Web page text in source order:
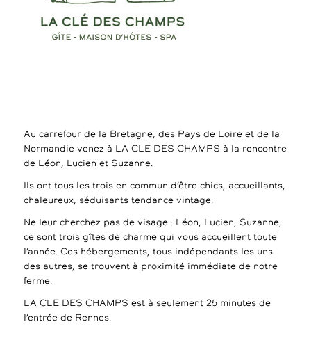
Au carrefour de la Bretagne, des Pays de Loire et de la
Normandie venez à LA CLE DES CHAMPS à la rencontre
de Léon, Lucien et Suzanne.
Ils ont tous les trois en commun d’être chics, accueillants,
chaleureux, séduisants tendance vintage.
Ne leur cherchez pas de visage : Léon, Lucien, Suzanne,
ce sont trois gîtes de charme qui vous accueillent toute
l’année. Ces hébergements, tous indépendants les uns
des autres, se trouvent à proximité immédiate de notre
ferme.
LA CLE DES CHAMPS est à seulement 25 minutes de
l’entrée de Rennes.